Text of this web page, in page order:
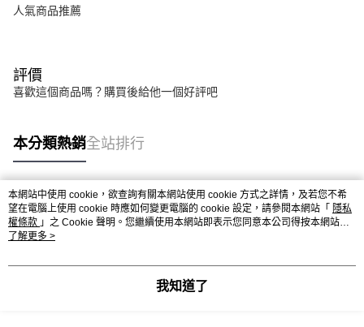
人氣商品推薦
評價
喜歡這個商品嗎？購買後給他一個好評吧
本分類熱銷全站排行
熱門標籤
本網站中使用 cookie，欲查詢有關本網站使用 cookie 方式之詳情，及若您不希
望在電腦上使用 cookie 時應如何變更電腦的 cookie 設定，請參閱本網站「 隱私
權條款 」之 Cookie 聲明。您繼續使用本網站即表示您同意本公司得按本網站使
用條款之 Cookie 聲明使用 cookie。
了解更多 >
我知道了